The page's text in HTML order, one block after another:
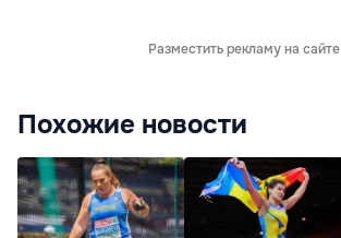
Разместить рекламу на сайте
Похожие новости